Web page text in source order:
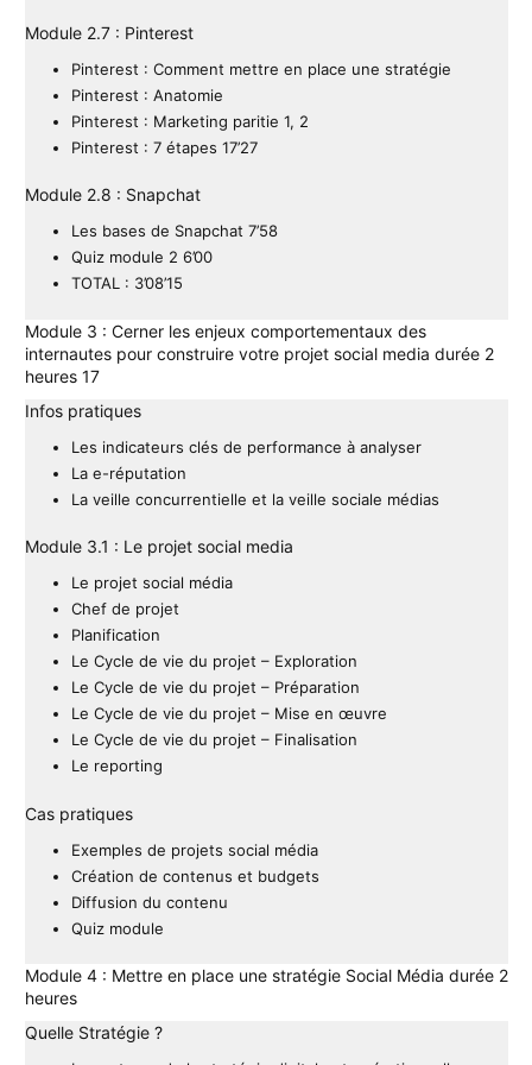
Module 2.7 : Pinterest
Pinterest : Comment mettre en place une stratégie
Pinterest : Anatomie
Pinterest : Marketing paritie 1, 2
Pinterest : 7 étapes 17’27
Module 2.8 : Snapchat
Les bases de Snapchat 7’58
Quiz module 2 6’00
TOTAL : 3’08’15
Module 3 : Cerner les enjeux comportementaux des
internautes pour construire votre projet social media durée 2
heures 17
Infos pratiques
Les indicateurs clés de performance à analyser
La e-réputation
La veille concurrentielle et la veille sociale médias
Module 3.1 : Le projet social media
Le projet social média
Chef de projet
Planification
Le Cycle de vie du projet – Exploration
Le Cycle de vie du projet – Préparation
Le Cycle de vie du projet – Mise en œuvre
Le Cycle de vie du projet – Finalisation
Le reporting
Cas pratiques
Exemples de projets social média
Création de contenus et budgets
Diffusion du contenu
Quiz module
Module 4 : Mettre en place une stratégie Social Média durée 2
heures
Quelle Stratégie ?